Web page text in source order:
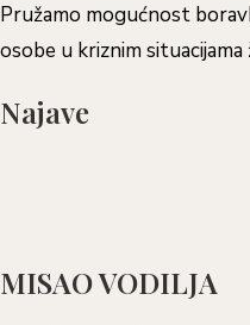
Pružamo mogućnost
osobe u kriznim situacijama
Najave
MISAO VODILJA